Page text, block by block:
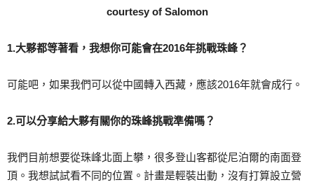
courtesy of Salomon
1.大夥都等著看，我想你可能會在2016年挑戰珠峰？
可能吧，如果我們可以從中國轉入西藏，應該2016年就會成行。
2.可以分享給大夥有關你的珠峰挑戰準備嗎？
我們目前想要從珠峰北面上攀，很多登山客都從尼泊爾的南面登
頂。我想試試看不同的位置。計畫是輕裝出動，沒有打算設立營